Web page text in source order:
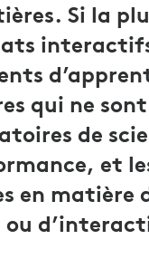
Si la
qui ne
de
et
en matière